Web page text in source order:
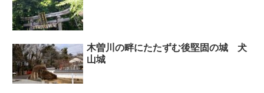
木曽川の畔にたたずむ後堅固の城 犬
山城